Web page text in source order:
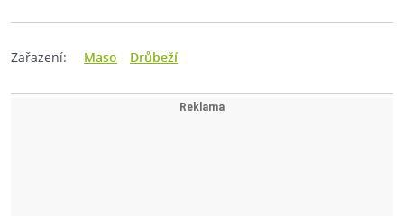
Zařazení: Maso Drůbeží